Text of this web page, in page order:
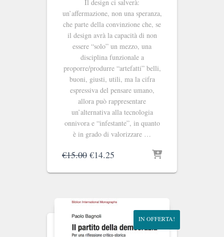
Il design ci salverà:
un’affermazione, non una speranza,
che parte della convinzione che, se
il design avrà la capacità di non
essere “solo” un mezzo, una
disciplina funzionale a
proporre/produrre “artefatti” belli,
buoni, giusti, utili, ma la cifra
espressiva del pensare umano,
allora può rappresentare
un’alternativa alla tecnologia
onnivora e “infestante”, in quanto
è in grado di valorizzare …
€15.00 Il
originale
€14.25
attuale
IN OFFERTA!